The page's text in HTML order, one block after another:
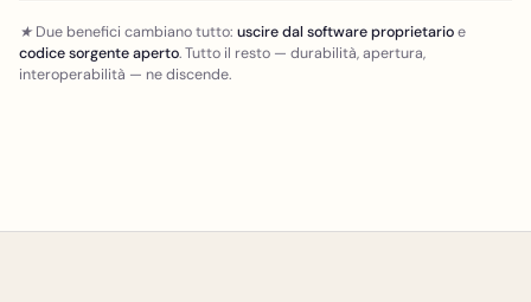
★ Due benefici cambiano tutto: uscire dal software proprietarioe
codice sorgente aperto. Tutto il resto — durabilità, apertura,
interoperabilità — ne discende.